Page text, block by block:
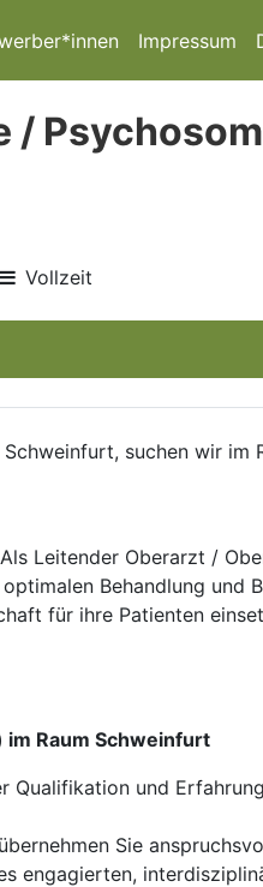
Impressum
/
Vollzeit
suchen wir im
Leitender Oberarzt /
Behandlung und
für ihre Patienten
Raum Schweinfurt
Qualifikation und Erfahrung
Sie
engagierten,